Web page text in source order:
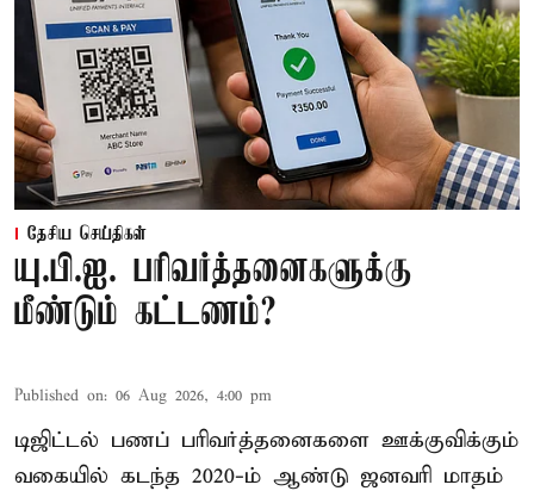
தேசிய செய்திகள்
யு.பி.ஐ. பரிவர்த்தனைகளுக்கு
மீண்டும் கட்டணம்?
Published on: 06 Aug 2026, 4:00 pm
டிஜிட்டல் பணப் பரிவர்த்தனைகளை ஊக்குவிக்கும்
வகையில் கடந்த 2020-ம் ஆண்டு ஜனவரி மாதம்